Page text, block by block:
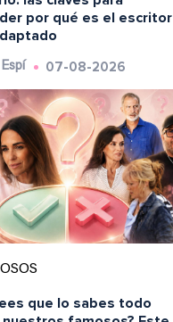
por qué es el escritor
07-08-2026
que lo sabes todo